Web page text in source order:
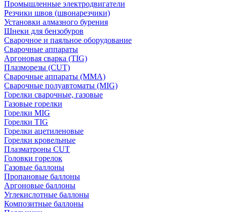
Промышленные электродвигатели
Резчики швов (швонарезчики)
Установки алмазного бурения
Шнеки для бензобуров
Сварочное и паяльное оборудование
Сварочные аппараты
Аргоновая сварка (TIG)
Плазморезы (CUT)
Сварочные аппараты (MMA)
Сварочные полуавтоматы (MIG)
Горелки сварочные, газовые
Газовые горелки
Горелки MIG
Горелки TIG
Горелки ацетиленовые
Горелки кровельные
Плазматроны CUT
Головки горелок
Газовые баллоны
Пропановые баллоны
Аргоновые баллоны
Углекислотные баллоны
Композитные баллоны